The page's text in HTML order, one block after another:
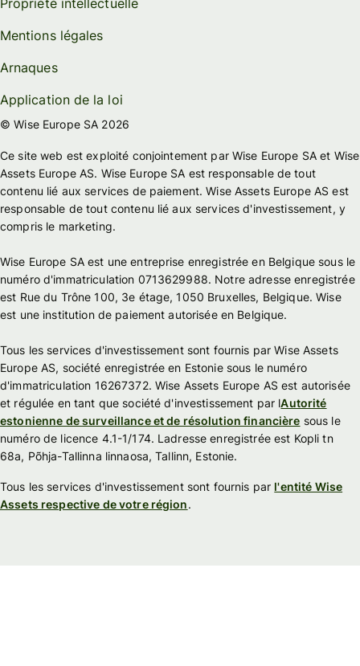
Mentions légales
Arnaques
Application de la loi
© Wise Europe SA 2026
Ce site web est exploité conjointement par Wise Europe SA et Wise
Assets Europe AS. Wise Europe SA est responsable de tout
contenu lié aux services de paiement. Wise Assets Europe AS est
responsable de tout contenu lié aux services d'investissement, y
compris le marketing.
Wise Europe SA est une entreprise enregistrée en Belgique sous le
numéro d'immatriculation 0713629988. Notre adresse enregistrée
est Rue du Trône 100, 3e étage, 1050 Bruxelles, Belgique. Wise
est une institution de paiement autorisée en Belgique.
Tous les services d'investissement sont fournis par Wise Assets
Europe AS, société enregistrée en Estonie sous le numéro
d'immatriculation 16267372. Wise Assets Europe AS est autorisée
et régulée en tant que société d'investissement par lAutorité
estonienne de surveillance et de résolution financière sous le
numéro de licence 4.1-1/174. Ladresse enregistrée est Kopli tn
68a, Põhja-Tallinna linnaosa, Tallinn, Estonie.
Tous les services d'investissement sont fournis par l'entité Wise
Assets respective de votre région.